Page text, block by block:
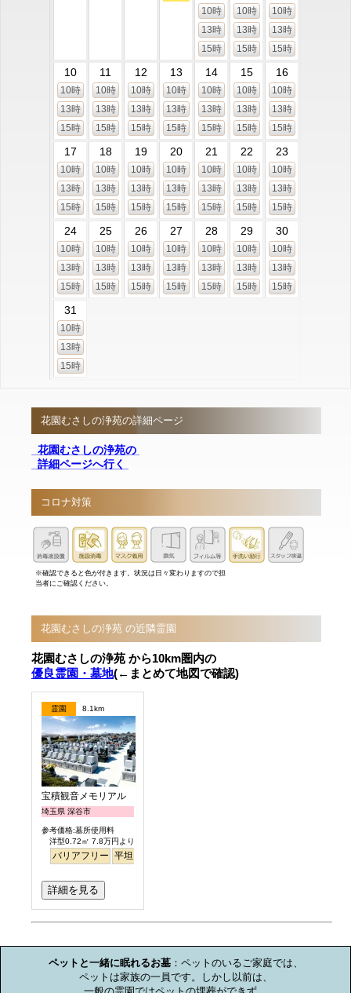
10時
13時
15時
10時
13時
15時
10時
13時
15時
10
10時
13時
15時
11
10時
13時
15時
12
10時
13時
15時
13
10時
13時
15時
14
10時
13時
15時
15
10時
13時
15時
16
10時
13時
15時
17
10時
13時
15時
18
10時
13時
15時
19
10時
13時
15時
20
10時
13時
15時
21
10時
13時
15時
22
10時
13時
15時
23
10時
13時
15時
24
10時
13時
15時
25
10時
13時
15時
26
10時
13時
15時
27
10時
13時
15時
28
10時
13時
15時
29
10時
13時
15時
30
10時
13時
15時
31
10時
13時
15時
花園むさしの浄苑の詳細ページ
花園むさしの浄苑の
詳細ページへ行く
コロナ対策
※確認できると色が付きます。状況は日々変わりますので担
当者にご確認ください。
花園むさしの浄苑 の近隣霊園
花園むさしの浄苑 から10km圏内の
優良霊園・墓地(←まとめて地図で確認)
霊園 8.1km
宝積観音メモリアル 悠久の丘
埼玉県 深谷市
参考価格:墓所使用料
洋型0.72㎡ 7.8万円より
バリアフリー 平坦
詳細を見る
ペットと一緒に眠れるお墓：ペットのいるご家庭では、
ペットは家族の一員です。しかし以前は、